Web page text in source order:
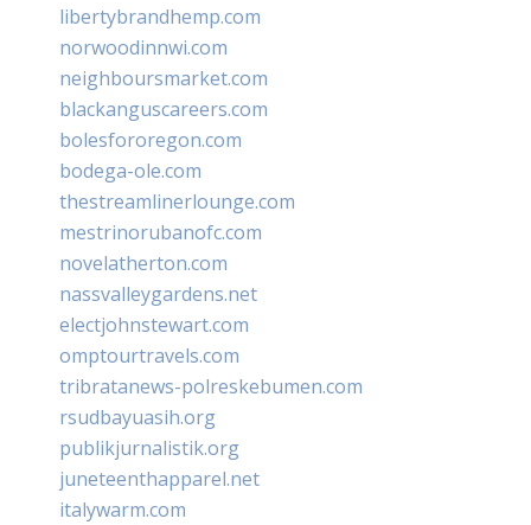
libertybrandhemp.com
norwoodinnwi.com
neighboursmarket.com
blackanguscareers.com
bolesfororegon.com
bodega-ole.com
thestreamlinerlounge.com
mestrinorubanofc.com
novelatherton.com
nassvalleygardens.net
electjohnstewart.com
omptourtravels.com
tribratanews-polreskebumen.com
rsudbayuasih.org
publikjurnalistik.org
juneteenthapparel.net
italywarm.com